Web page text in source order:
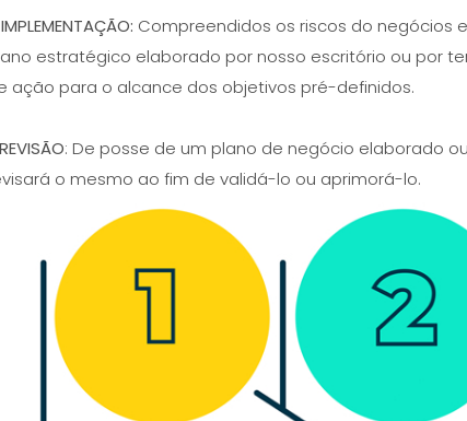
Compreendidos os riscos do negócios
estratégico elaborado por nosso escritório ou por
ação para o alcance dos objetivos pré-definidos.
: De posse de um plano de negócio elaborado
o mesmo ao fim de validá-lo ou aprimorá-lo.